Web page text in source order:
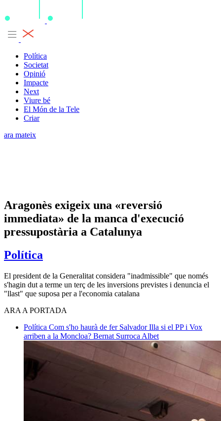
Política
Societat
Opinió
Impacte
Next
Viure bé
El Món de la Tele
Criar
ara mateix
Aragonès exigeix una «reversió
immediata» de la manca d'execució
pressupostària a Catalunya
Política
El president de la Generalitat considera "inadmissible" que només
s'hagin dut a terme un terç de les inversions previstes i denuncia el
"llast" que suposa per a l'economia catalana
ARA A PORTADA
Política Com s'ho haurà de fer Salvador Illa si el PP i Vox
arriben a la Moncloa? Bernat Surroca Albet